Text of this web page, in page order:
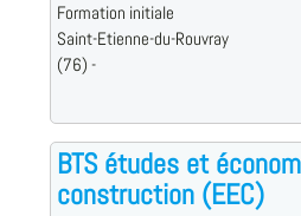
Formation initiale
Saint-Etienne-du-Rouvray
(76) -
BTS études et
construction (EEC)